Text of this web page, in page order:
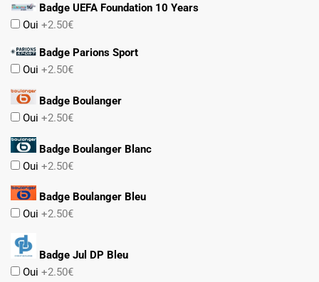
Badge UEFA Foundation 10 Years
Oui +2.50€
Badge Parions Sport
Oui +2.50€
Badge Boulanger
Oui +2.50€
Badge Boulanger Blanc
Oui +2.50€
Badge Boulanger Bleu
Oui +2.50€
Badge Jul DP Bleu
Oui +2.50€